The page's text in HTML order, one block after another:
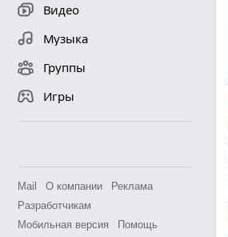
Видео
Музыка
Группы
Игры
Mail О компании
Реклама
Разработчикам
Мобильная версия
Помощь